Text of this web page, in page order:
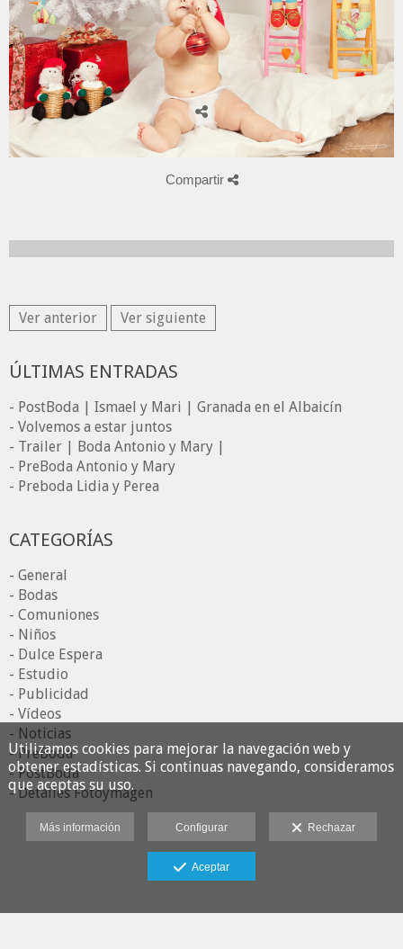
Compartir
Ver anterior Ver siguiente
ÚLTIMAS ENTRADAS
- PostBoda | Ismael y Mari | Granada en el Albaicín
- Volvemos a estar juntos
- Trailer | Boda Antonio y Mary |
- PreBoda Antonio y Mary
- Preboda Lidia y Perea
CATEGORÍAS
- General
- Bodas
- Comuniones
- Niños
- Dulce Espera
- Estudio
- Publicidad
- Vídeos
- Noticias
- PreBoda
- PostBoda
- Detalles Fotoymagen
Utilizamos cookies para mejorar la navegación web y
obtener estadísticas. Si continuas navegando, consideramos
que aceptas su uso.
Más información Configurar Rechazar
Aceptar